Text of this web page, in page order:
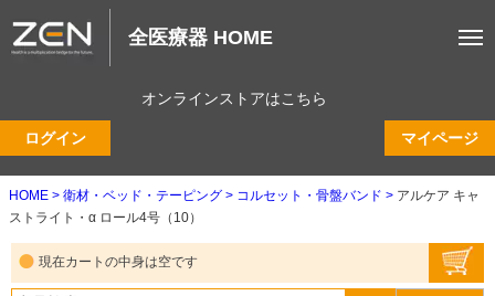
全医療器 HOME
オンラインストアはこちら
ログイン マイページ
HOME 衛材・ベッド・テーピング コルセット・骨盤バンド
アルケア キャ
ストライト・α ロール4号（10）
現在カートの中身は空です